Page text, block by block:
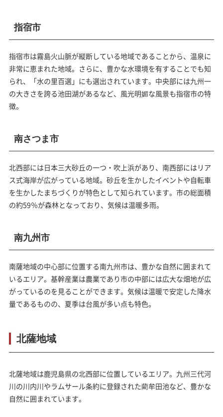
指宿市
指宿市は霧島火山脈が縦断している地域であることから、温泉に
非常に恵まれた地域。さらに、豊かな水環境を有することでも知
られ、「水の里百選」にも選出されています。中央部には九州一
の大きさを誇る池田湖があるなど、風光明媚な風景も指宿市の特
徴。
南さつま市
北西部には日本三大砂丘の一つ・吹上浜があり、南西部にはリア
ス式海岸が広がっている地域。砂丘を生かしたイベントや自転車
を生かしたまちづくりが特色として知られています。市の総面積
の約59％が森林となっており、気候は温暖多雨。
南九州市
南薩地域の中心部に位置する南九州市は、豊かな自然に囲まれて
いるエリア。基幹産業は農業であり市の中部には広大な畑地が広
がっているのを見ることができます。気候は温暖で安定した降水
量であるものの、夏季は台風が多い点も特色。
北薩地域
北薩地域は鹿児島県の北西部に位置しているエリア。九州三代河
川の川内川やラムサール条約に登録された藺牟田池など、豊かな
自然に囲まれています。